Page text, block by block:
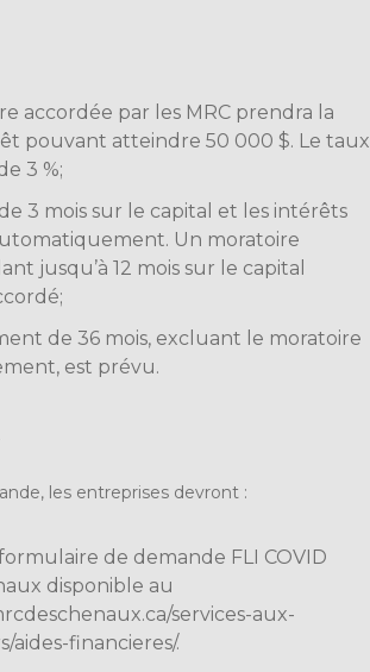
accordée par les MRC prendra la
pouvant atteindre 50 000 $. Le taux
3 %;
3 mois sur le capital et les intérêts
Un moratoire
jusqu’à 12 mois sur le capital
de 36 mois, excluant le moratoire
est prévu.
les entreprises devront :
de demande FLI COVID
disponible au
services-aux-
aides-financieres/.